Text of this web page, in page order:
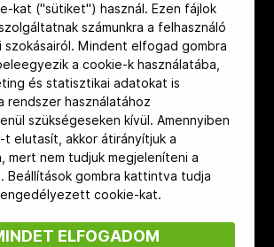
2028
program
kat ("sütiket") használ. Ezen fájlok
számunkra a felhasználó
szokásairól. Mindent elfogad gombra
a cookie-k használatába,
és statisztikai adatokat is
rendszer használatához
szükségeseken kívül. Amennyiben
t elutasít, akkor átirányítjuk a
mert nem tudjuk megjeleníteni a
Beállítások gombra kattintva tudja
cookie-kat.
ELFOGADOM